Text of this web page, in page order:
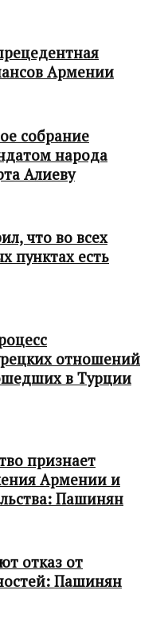
Армении
собрание
народа
Алиеву
что во всех
пунктах есть
отношений
в Турции
признает
Армении и
Пашинян
отказ от
Пашинян